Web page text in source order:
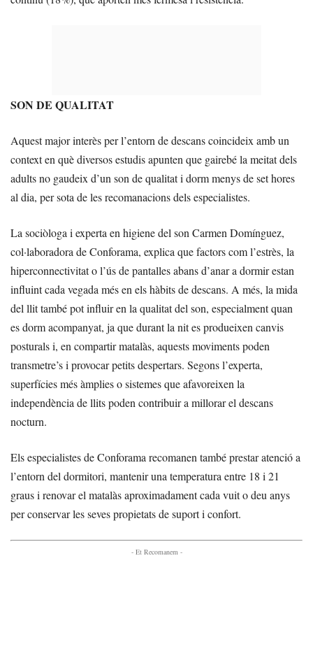
SON DE QUALITAT
Aquest major interès per l’entorn de descans coincideix amb un
context en què diversos estudis apunten que gairebé la meitat dels
adults no gaudeix d’un son de qualitat i dorm menys de set hores
al dia, per sota de les recomanacions dels especialistes.
La sociòloga i experta en higiene del son Carmen Domínguez,
col·laboradora de Conforama, explica que factors com l’estrès, la
hiperconnectivitat o l’ús de pantalles abans d’anar a dormir estan
influint cada vegada més en els hàbits de descans. A més, la mida
del llit també pot influir en la qualitat del son, especialment quan
es dorm acompanyat, ja que durant la nit es produeixen canvis
posturals i, en compartir matalàs, aquests moviments poden
transmetre’s i provocar petits despertars. Segons l’experta,
superfícies més àmplies o sistemes que afavoreixen la
independència de llits poden contribuir a millorar el descans
nocturn.
Els especialistes de Conforama recomanen també prestar atenció a
l’entorn del dormitori, mantenir una temperatura entre 18 i 21
graus i renovar el matalàs aproximadament cada vuit o deu anys
per conservar les seves propietats de suport i confort.
- Et Recomanem -